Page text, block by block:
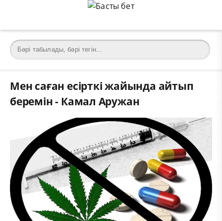
Мен саған есірткі жайында айтып
беремін - Камал Аружан